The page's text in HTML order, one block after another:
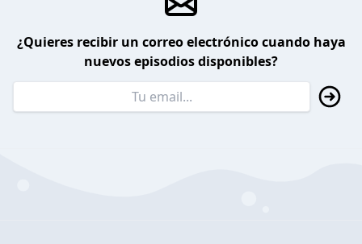
¿Quieres recibir un correo electrónico cuando haya
nuevos episodios disponibles?